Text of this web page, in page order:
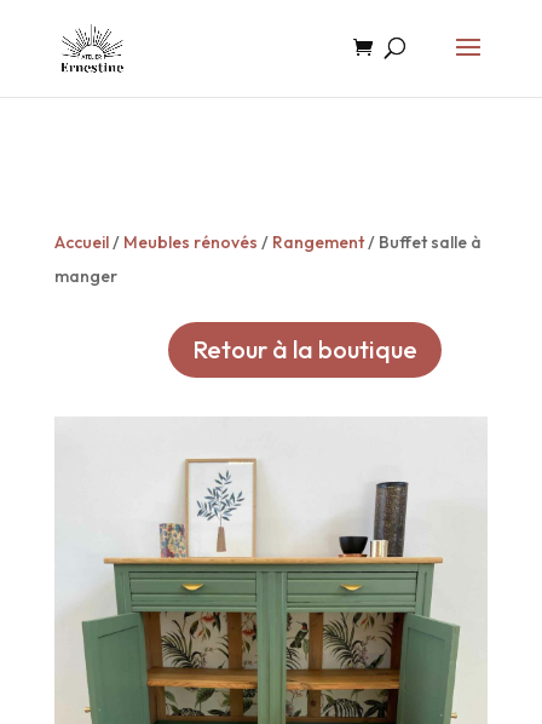
Accueil/ Meubles rénovés / Rangement/ Buffet salle à
manger
Retour à la boutique